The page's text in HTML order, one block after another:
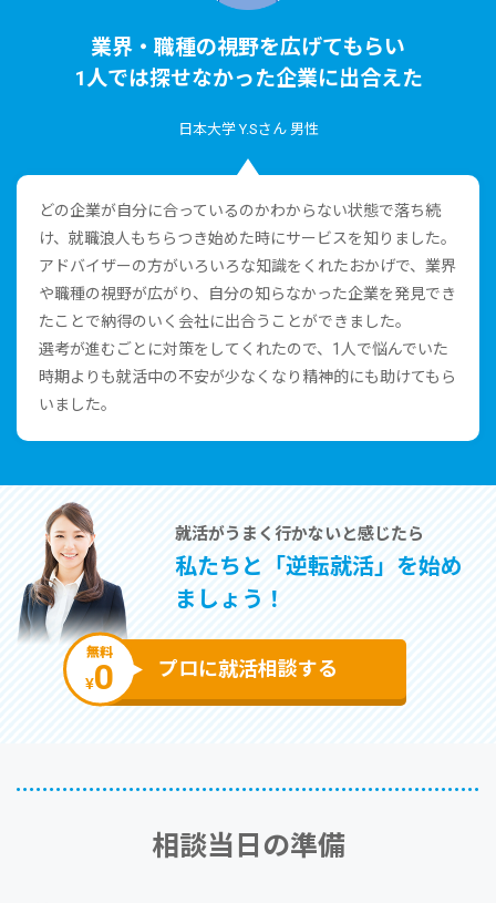
業界・職種の視野を広げてもらい
1⼈では探せなかった企業に出合えた
⽇本⼤学 Y.Sさん 男性
どの企業が⾃分に合っているのかわからない状態で落ち続
け、就職浪⼈もちらつき始めた時にサービスを知りました。
アドバイザーの⽅がいろいろな知識をくれたおかげで、業界
や職種の視野が広がり、⾃分の知らなかった企業を発⾒でき
たことで納得のいく会社に出合うことができました。
選考が進むごとに対策をしてくれたので、1⼈で悩んでいた
時期よりも就活中の不安が少なくなり精神的にも助けてもら
いました。
就活がうまく⾏かないと感じたら
私たちと「逆転就活」を始め
ましょう！
無料
¥0 プロに就活相談する
相談当⽇の準備